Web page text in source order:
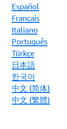
Español
Français
Italiano
Português
Türkçe
日本語
한국어
中文 (简体)
中文 (繁體)